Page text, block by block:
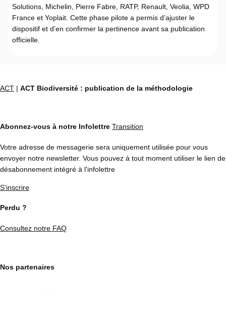
Solutions, Michelin, Pierre Fabre, RATP, Renault, Veolia, WPD
France et Yoplait. Cette phase pilote a permis d’ajuster le
dispositif et d’en confirmer la pertinence avant sa publication
officielle.
ACT | ACT Biodiversité : publication de la méthodologie
Abonnez-vous à notre Infolettre Transition
Votre adresse de messagerie sera uniquement utilisée pour vous
envoyer notre newsletter. Vous pouvez à tout moment utiliser le lien de
désabonnement intégré à l’infolettre
S'inscrire
Perdu ?
Consultez notre FAQ
Nos partenaires